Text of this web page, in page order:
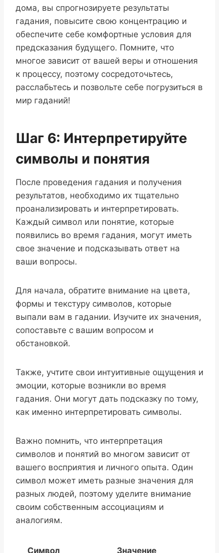
дома, вы спрогнозируете результаты
гадания, повысите свою концентрацию и
обеспечите себе комфортные условия для
предсказания будущего. Помните, что
многое зависит от вашей веры и отношения
к процессу, поэтому сосредоточьтесь,
расслабьтесь и позвольте себе погрузиться в
мир гаданий!
Шаг 6: Интерпретируйте
символы и понятия
После проведения гадания и получения
результатов, необходимо их тщательно
проанализировать и интерпретировать.
Каждый символ или понятие, которые
появились во время гадания, могут иметь
свое значение и подсказывать ответ на
ваши вопросы.
Для начала, обратите внимание на цвета,
формы и текстуру символов, которые
выпали вам в гадании. Изучите их значения,
сопоставьте с вашим вопросом и
обстановкой.
Также, учтите свои интуитивные ощущения и
эмоции, которые возникли во время
гадания. Они могут дать подсказку по тому,
как именно интерпретировать символы.
Важно помнить, что интерпретация
символов и понятий во многом зависит от
вашего восприятия и личного опыта. Один
символ может иметь разные значения для
разных людей, поэтому уделите внимание
своим собственным ассоциациям и
аналогиям.
Символ Значение